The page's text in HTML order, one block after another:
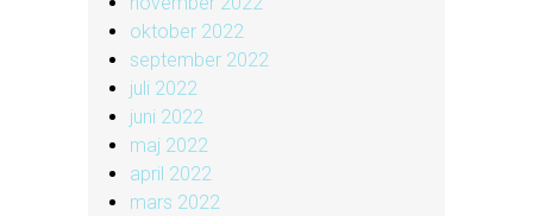
oktober 2022
september 2022
juli 2022
juni 2022
maj 2022
april 2022
mars 2022